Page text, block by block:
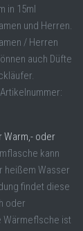
in 15ml
und Herren.
/ Herren
auch Düfte
Warm,- oder
kann
heißem Wasser
findet diese
oder
Wärmeflsche ist